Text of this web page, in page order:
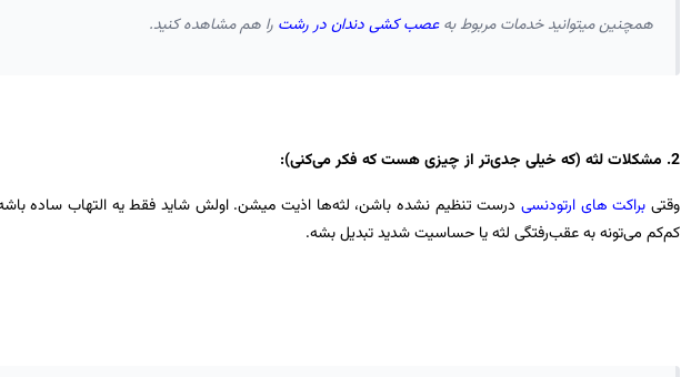
همچنین میتوانید خدمات مربوط بهعصب کشی دندان در رشت را هم مشاهده کنید.
2. مشکلات لثه (که خیلی جدی‌تر از چیزی هست که فکر می‌کنی):
وقتی براکت‌ های ارتودنسی درست تنظیم نشده باشن، لثه‌ها اذیت میشن. اولش شاید فقط یه التهاب ساده
کم‌کم می‌تونه به عقب‌رفتگی لثه یا حساسیت شدید تبدیل بشه.